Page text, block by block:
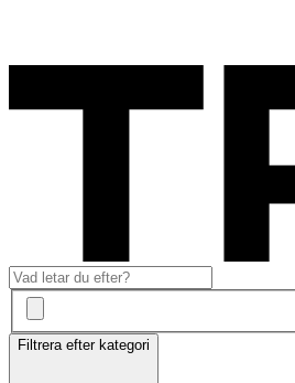
Filtrera efter kategori